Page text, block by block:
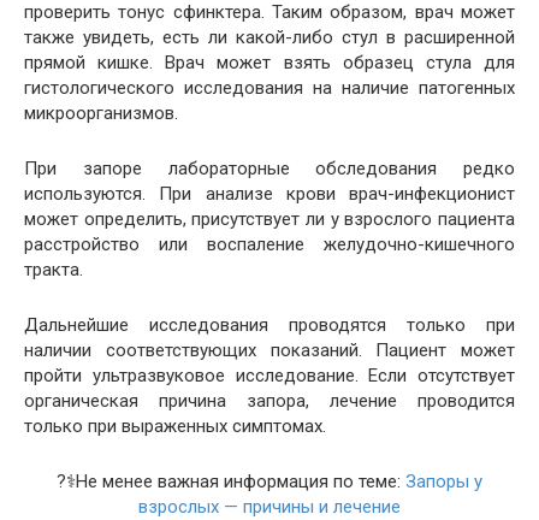
проверить тонус сфинктера. Таким образом, врач может
также увидеть, есть ли какой-либо стул в расширенной
прямой кишке. Врач может взять образец стула для
гистологического исследования на наличие патогенных
микроорганизмов.
При запоре лабораторные обследования редко
используются. При анализе крови врач-инфекционист
может определить, присутствует ли у взрослого пациента
расстройство или воспаление желудочно-кишечного
тракта.
Дальнейшие исследования проводятся только при
наличии соответствующих показаний. Пациент может
пройти ультразвуковое исследование. Если отсутствует
органическая причина запора, лечение проводится
только при выраженных симптомах.
?‍⚕️Не менее важная информация по теме: Запоры у
взрослых — причины и лечение